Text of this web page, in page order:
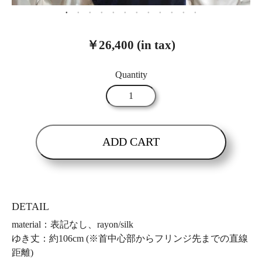
￥26,400 (in tax)
Quantity
ADD CART
DETAIL
material：表記なし、rayon/silk
ゆき丈：約106cm (※首中心部からフリンジ先までの直線
距離)